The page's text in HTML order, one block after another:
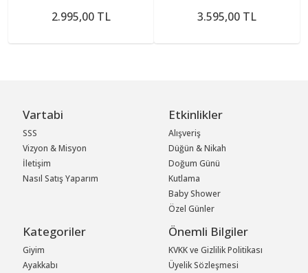
2.995,00 TL 3.595,00 TL
Vartabi
SSS
Vizyon & Misyon
İletişim
Nasıl Satış Yaparım
Etkinlikler
Alışveriş
Düğün & Nikah
Doğum Günü
Kutlama
Baby Shower
Özel Günler
Kategoriler
Giyim
Ayakkabı
Önemli Bilgiler
KVKK ve Gizlilik Politikası
Üyelik Sözleşmesi